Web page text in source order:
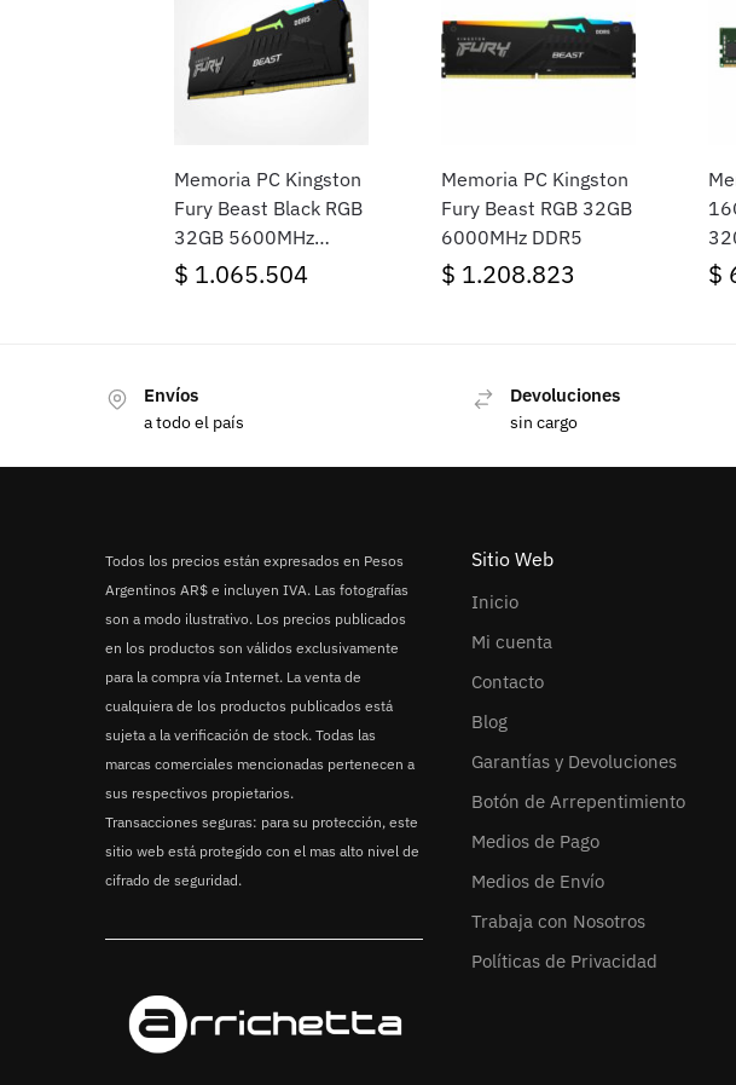
Memoria PC Kingston
Fury Beast Black RGB
32GB 5600MHz
DDR5
$ 1.065.504
Memoria PC Kingston
Fury Beast RGB 32GB
6000MHz DDR5
$ 1.208.823 $
Envíos
a todo el país
Devoluciones
sin cargo
Todos los precios están expresados en Pesos
Argentinos AR$ e incluyen IVA. Las fotografías
son a modo ilustrativo. Los precios publicados
en los productos son válidos exclusivamente
para la compra vía Internet. La venta de
cualquiera de los productos publicados está
sujeta a la verificación de stock. Todas las
marcas comerciales mencionadas pertenecen a
sus respectivos propietarios.
Transacciones seguras: para su protección, este
sitio web está protegido con el mas alto nivel de
cifrado de seguridad.
Sitio Web
Inicio
Mi cuenta
Contacto
Blog
Garantías y Devoluciones
Botón de Arrepentimiento
Medios de Pago
Medios de Envío
Trabaja con Nosotros
Políticas de Privacidad